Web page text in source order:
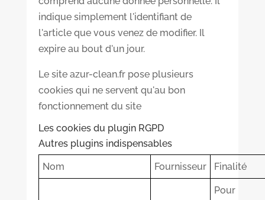
indique simplement l'identifiant de
l'article que vous venez de modifier. Il
expire au bout d'un jour.
Le site azur-clean.fr pose plusieurs
cookies qui ne servent qu'au bon
fonctionnement du site
Les cookies du plugin RGPD
Autres plugins indispensables
Nom Fournisseur Finalité
Pour